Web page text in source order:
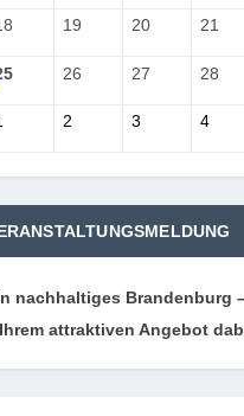
19 20 21
26 27 28
2 3 4
nach­hal­ti­ges Bran­den­burg
attrak­ti­ven Ange­bot